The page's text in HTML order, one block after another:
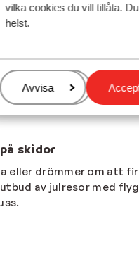
vilka cookies du vill tillåta.
helst.
Hantera
Avvisa
stort urval av
eller en romantisk jul
och hålla
där du inte
bort sina gäster under
skidor
eller drömmer om att
av julresor med